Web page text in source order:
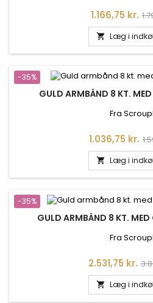
Pris
1.166,75 kr.
 Læg i
-35%
GULD ARMBÅND 8 KT.
Fra
Pris
1.036,75 kr.
 Læg i
-35%
GULD ARMBÅND 8 KT.
Fra
Pris
2.531,75 kr.
 Læg i